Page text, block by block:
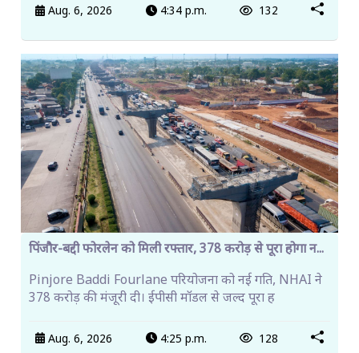
Aug. 6, 2026 4:34 p.m. 132
पिंजौर-बद्दी फोरलेन को मिली रफ्तार, 378 करोड़ से पूरा होगा न...
Pinjore Baddi Fourlane परियोजना को नई गति, NHAI ने
378 करोड़ की मंजूरी दी। ईपीसी मॉडल से जल्द पूरा ह
Aug. 6, 2026 4:25 p.m. 128